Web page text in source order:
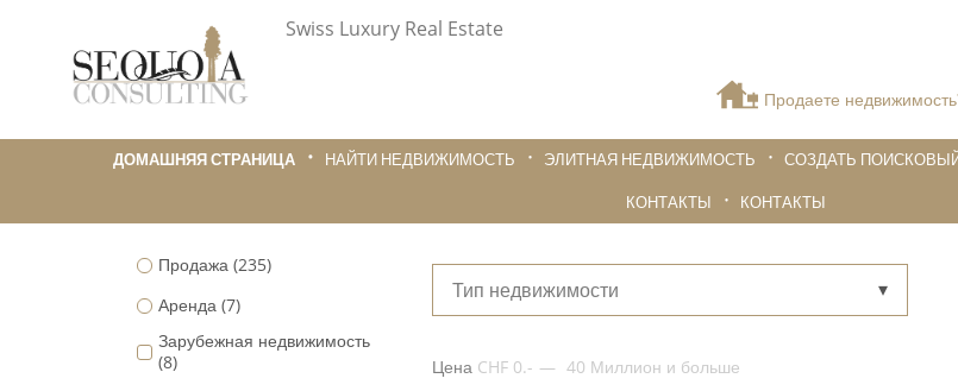
Swiss Luxury Real Estate
Продаете
ДОМАШНЯЯ СТРАНИЦА НАЙТИ НЕДВИЖИМОСТЬ ЭЛИТНАЯ НЕДВИЖИМОСТЬ СОЗДАТЬ
КОНТАКТЫ
КОНТАКТЫ
Продажа(235)
Аренда(7)
Зарубежная недвижимость
(8)
Тип недвижимости
Цена CHF 0.- 40 Миллион и больше